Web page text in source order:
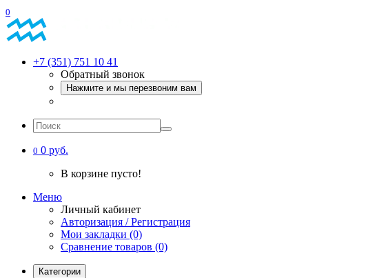
0
+7 (351) 751 10 41
Обратный звонок
Нажмите и мы перезвоним вам
0 0 руб.
В корзине пусто!
Меню
Личный кабинет
Авторизация / Регистрация
Мои закладки (0)
Сравнение товаров (0)
Категории